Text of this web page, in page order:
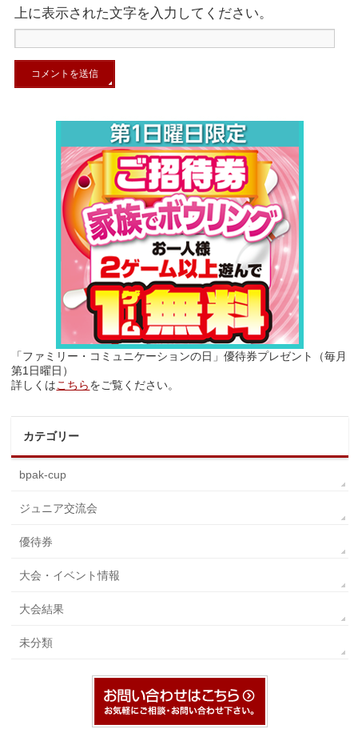
上に表示された文字を入力してください。
「ファミリー・コミュニケーションの日」優待券プレゼント（毎月
第1日曜日）
詳しくはこちらをご覧ください。
カテゴリー
bpak-cup
ジュニア交流会
優待券
大会・イベント情報
大会結果
未分類